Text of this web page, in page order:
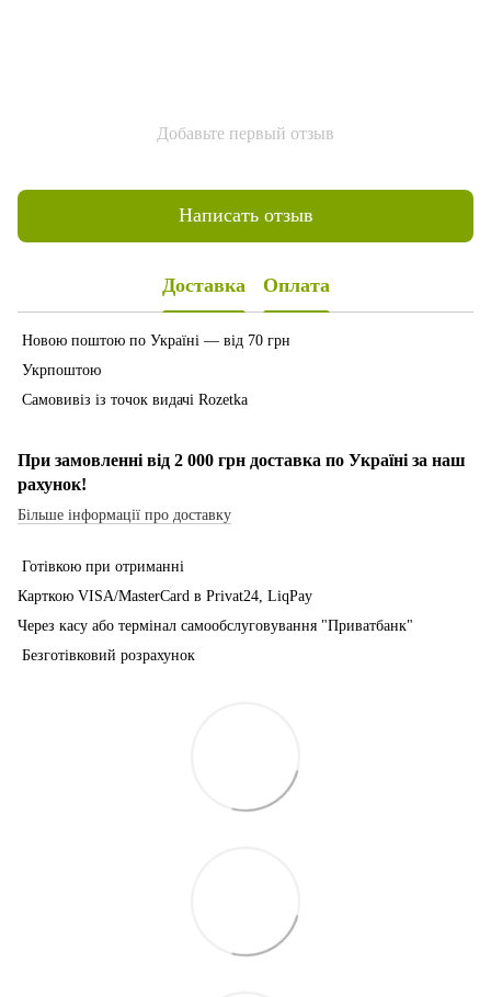
Добавьте первый отзыв
Написать отзыв
Доставка Оплата
Новою поштою по Україні — від 70 грн
Укрпоштою
Самовивіз із точок видачі Rozetka
При замовленні від 2 000 грн доставка по Україні за наш
рахунок!
Більше інформації про доставку
Готівкою при отриманні
Карткою VISA/MasterCard в Рrivat24, LiqPay
Через касу або термінал самообслуговування "Приватбанк"
Безготівковий розрахунок